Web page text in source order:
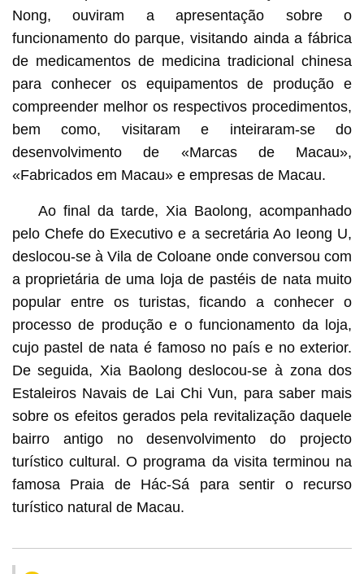
Nong, ouviram a apresentação sobre o
funcionamento do parque, visitando ainda a fábrica
de medicamentos de medicina tradicional chinesa
para conhecer os equipamentos de produção e
compreender melhor os respectivos procedimentos,
bem como, visitaram e inteiraram-se do
desenvolvimento de «Marcas de Macau»,
«Fabricados em Macau» e empresas de Macau.
Ao final da tarde, Xia Baolong, acompanhado
pelo Chefe do Executivo e a secretária Ao Ieong U,
deslocou-se à Vila de Coloane onde conversou com
a proprietária de uma loja de pastéis de nata muito
popular entre os turistas, ficando a conhecer o
processo de produção e o funcionamento da loja,
cujo pastel de nata é famoso no país e no exterior.
De seguida, Xia Baolong deslocou-se à zona dos
Estaleiros Navais de Lai Chi Vun, para saber mais
sobre os efeitos gerados pela revitalização daquele
bairro antigo no desenvolvimento do projecto
turístico cultural. O programa da visita terminou na
famosa Praia de Hác-Sá para sentir o recurso
turístico natural de Macau.